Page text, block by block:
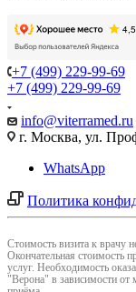
+7 (499) 229-99-69
+7 (499) 229-99-69
info@viterramed.ru
г. Москва, ул.
WhatsApp
Политика
Cтоимость визита к врачу
Окончательная стоимость
услуг. Необходимость
"Верона" в зависимости от